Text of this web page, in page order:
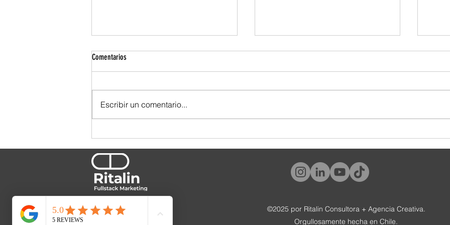
¿Y tú, qué tipo de cliente eres?
Comentarios
Escribir un comentario...
©2025 por Ritalin Consultora + Agencia Creativa.
Orgullosamente hecha en Chile.